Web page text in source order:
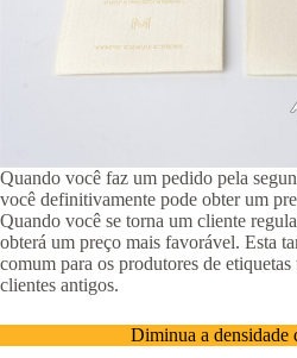
Quando você faz um pedido pela
você definitivamente pode obter um
Quando você se torna um cliente
obterá um preço mais favorável. Esta
comum para os produtores de etiquetas
clientes antigos.
Diminua a densidade